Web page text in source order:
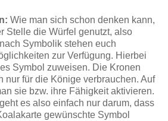
Wie man sich schon denken kann,
Stelle die Würfel genutzt, also
Symbolik stehen euch
zur Verfügung. Hierbei
Symbol zuweisen. Die Kronen
nur für die Könige verbrauchen. Auf
sie bzw. ihre Fähigkeit aktivieren.
es also einfach nur darum, dass
gewünschte Symbol